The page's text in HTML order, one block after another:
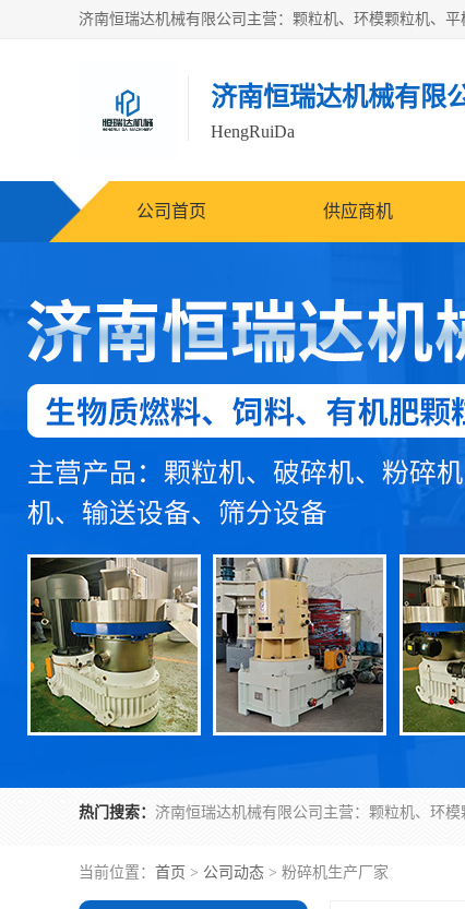
济南恒瑞达机械有限
HengRuiDa
公司首页 供应商机
热门搜索：
当前位置： 首页 > 公司动态 > 粉碎机生产厂家